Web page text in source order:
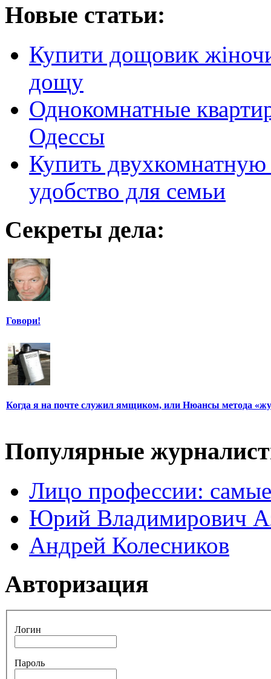
Новые статьи:
Купити дощовик
дощу
Однокомнатные
Одессы
Купить
удобство для семьи
Секреты дела:
Говори!
Когда я на почте служил ямщиком, или Нюансы метода
Популярные
Лицо профессии:
Юрий Владимирович
Андрей Колесников
Авторизация
Логин
Пароль